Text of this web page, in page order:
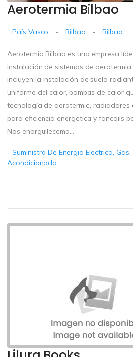
Aerotermia Bilbao
País Vasco - Bilbao - Bilbao
Aerotermia Bilbao es una empresa
instalación de sistemas de
incluyen la instalación de suelo
uniforme del calor, bombas de calor
tecnología de aerotermia, radiadores
para eficiencia energética y fancoils
Nos enorgullecemo...
Suministro De Energia Electrica,
Acondicionado